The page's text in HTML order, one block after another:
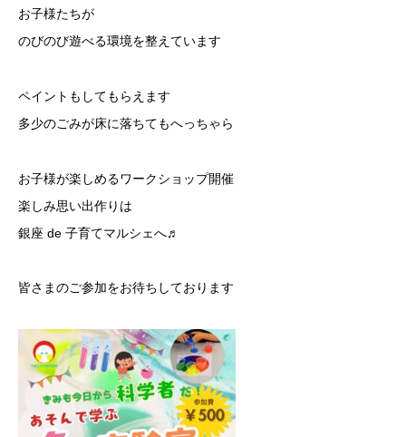
お子様たちが
のびのび遊べる環境を整えています
ペイントもしてもらえます
多少のごみが床に落ちてもへっちゃら
お子様が楽しめるワークショップ開催
楽しみ思い出作りは
銀座 de 子育てマルシェへ♬
皆さまのご参加をお待ちしております